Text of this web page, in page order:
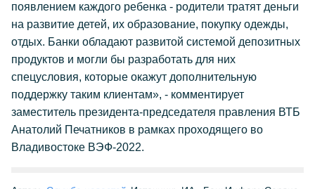
появлением каждого ребенка - родители тратят деньги
на развитие детей, их образование, покупку одежды,
отдых. Банки обладают развитой системой депозитных
продуктов и могли бы разработать для них
спецусловия, которые окажут дополнительную
поддержку таким клиентам», - комментирует
заместитель президента-председателя правления ВТБ
Анатолий Печатников в рамках проходящего во
Владивостоке ВЭФ-2022.